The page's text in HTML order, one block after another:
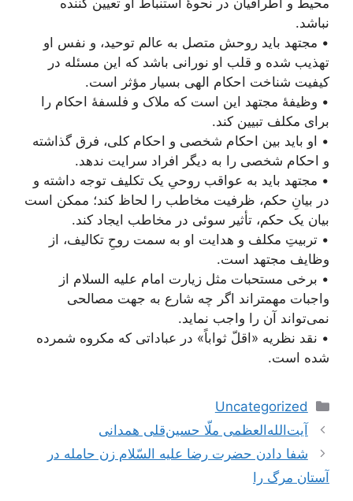
نباشد.
• مجتهد باید روحش متصل به عالم توحید، و نفس او
تهذیب شده و قلب او نورانی باشد که این مسئله در
کیفیت شناخت احکام الهی بسیار مؤثر است.
• وظیفۀ مجتهد این است که ملاک و فلسفۀ احکام را
برای مکلف تبیین کند.
• او باید بین احکام شخصی و احکام کلی، فرق گذاشته
و احکام شخصی را به دیگر افراد سرایت ندهد.
• مجتهد باید به عواقب روحیِ یک تکلیف توجه داشته و
در بیانِ حکم، ظرفیت مخاطب را لحاظ کند؛ ممکن است
بیان یک حکم، تأثیر سوئی در مخاطب ایجاد کند.
• تربیتِ مکلف و هدایت او به سمت روحِ تکالیف، از
وظایف مجتهد است.
• برخی مستحبات مثل زیارت امام علیه السلام از
واجبات مهمتر‌اند اگر چه شارع به جهت مصالحی
نمی‌تواند آن را واجب نماید.
• نقد نظریه «اقلّ ثواباً» در عباداتی که مکروه شمرده
شده است.
دسته‌ها
Uncategorized
ناوبری
نوشته‌ها
آیت‌الله‌العظمی ملّا حسین‌قلی همدانی
شفا دادن حضرت رضا عليه السّلام زن حامله در
آستان مرگ را